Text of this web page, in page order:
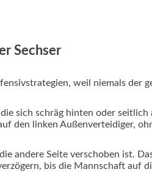
Sechser
weil niemals der
sich schräg hinten oder
den linken Außenverteidiger,
andere Seite verschoben ist.
bis die Mannschaft auf